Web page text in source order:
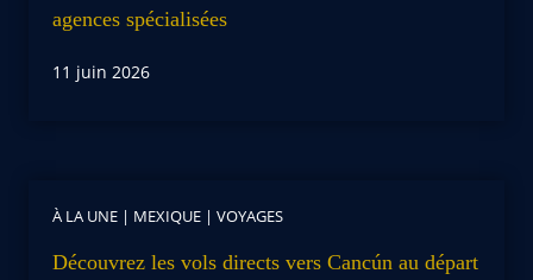
agences spécialisées
11 juin 2026
À LA UNE | MEXIQUE | VOYAGES
Découvrez les vols directs vers Cancún au départ